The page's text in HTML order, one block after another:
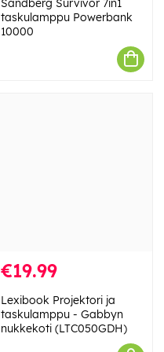
Sandberg Survivor 7in1
taskulamppu Powerbank
10000
€19.99
Lexibook Projektori ja
taskulamppu - Gabbyn
nukkekoti (LTC050GDH)